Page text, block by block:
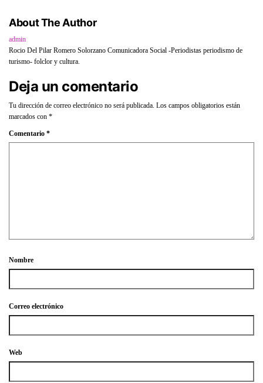
About The Author
admin
Rocio Del Pilar Romero Solorzano Comunicadora Social -Periodistas periodismo de
turismo- folclor y cultura.
Deja un comentario
Tu dirección de correo electrónico no será publicada. Los campos obligatorios están
marcados con *
Comentario *
Nombre
Correo electrónico
Web